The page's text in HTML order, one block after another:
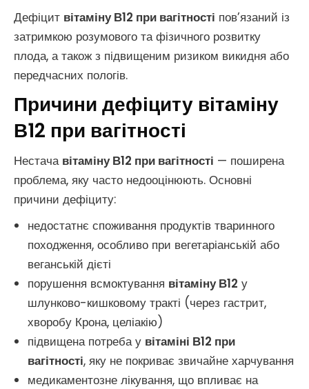
Дефіцит вітаміну В12 при вагітності пов’язаний із
затримкою розумового та фізичного розвитку
плода, а також з підвищеним ризиком викидня або
передчасних пологів.
Причини дефіциту вітаміну
В12 при вагітності
Нестача вітаміну В12 при вагітності — поширена
проблема, яку часто недооцінюють. Основні
причини дефіциту:
недостатнє споживання продуктів тваринного
походження, особливо при вегетаріанській або
веганській дієті
порушення всмоктування вітаміну В12 у
шлунково-кишковому тракті (через гастрит,
хворобу Крона, целіакію)
підвищена потреба у вітаміні В12 при
вагітності, яку не покриває звичайне харчування
медикаментозне лікування, що впливає на